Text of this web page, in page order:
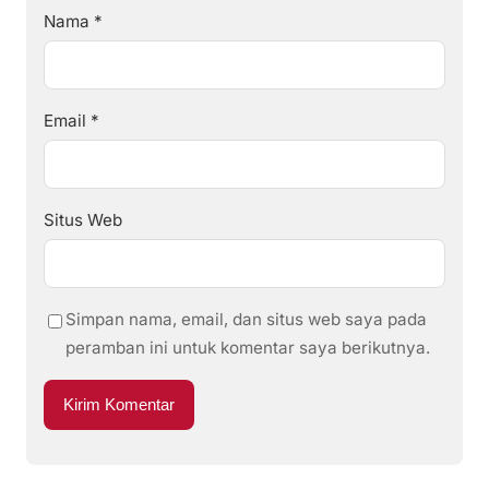
Nama *
Email *
Situs Web
Simpan nama, email, dan situs web saya pada
peramban ini untuk komentar saya berikutnya.